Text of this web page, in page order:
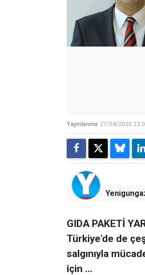
Yayınlanma: 27/04/2020
GIDA PAKETİ
Türkiye’de de
salgınıyla
için ...